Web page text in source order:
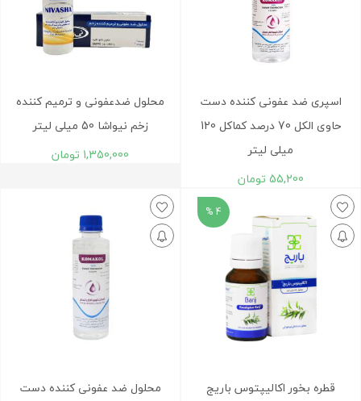
اسپری ضد عفونی کننده دست
حاوی الکل 70 درصد کماکل 120
میلی لیتر
55,200 تومان
محلول ضدعفونی و ترمیم کننده
زخم نیواشا 50 میلی لیتر
1,350,000 تومان
4 %
قطره بخور اکالیپتوس باریج
محلول ضد عفونی کننده دست